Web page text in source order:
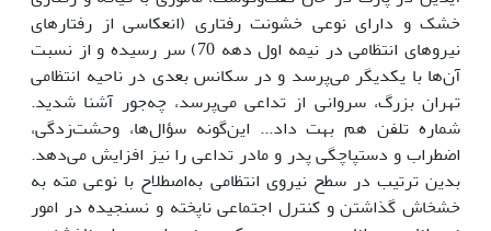
خشک و دارای نوعی خشونت رفتاری (انعکاسی از رفتارهای
نیروهای انتظامی در نیمه اول دهه 70) سر رسیده و از نسبت
آن‌ها با یکدیگر می‌پرسد و در سکانس بعدی در ناحیه انتظامی
تهران بزرگ، سروانی از تداعی می‌پرسد، چه‌جور آشنا شدید.
شماره تلفن هم بهت داد... این‌گونه سؤال‌ها، وحشت‌زدگی،
اضطراب و دستپاچگی پدر و مادر تداعی را نیز افزایش می‌دهد.
بدین ترتیب در سطح نیروی انتظامی به‌اصطلاح با نوعی مته به
خشخاش گذاشتن و کنترل اجتماعی ناپخته و نسنجیده در امور